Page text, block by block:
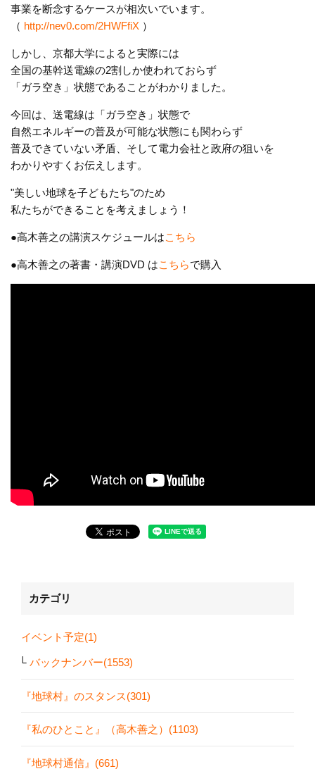
事業を断念するケースが相次いでいます。
（ http://nev0.com/2HWFfiX ）
しかし、京都大学によると実際には
全国の基幹送電線の2割しか使われておらず
「ガラ空き」状態であることがわかりました。
今回は、送電線は「ガラ空き」状態で
自然エネルギーの普及が可能な状態にも関わらず
普及できていない矛盾、そして電力会社と政府の狙いを
わかりやすくお伝えします。
"美しい地球を子どもたち"のため
私たちができることを考えましょう！
●高木善之の講演スケジュールはこちら
●高木善之の著書・講演DVD はこちらで購入
カテゴリ
イベント予定(1)
バックナンバー(1553)
『地球村』のスタンス(301)
『私のひとこと』（高木善之）(1103)
『地球村通信』(661)